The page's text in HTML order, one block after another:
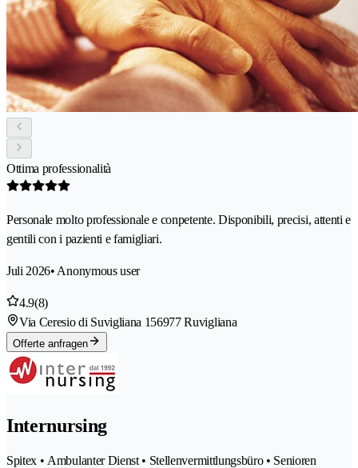
Ottima professionalità
Personale molto professionale e conpetente. Disponibili, precisi, attenti e
gentili con i pazienti e famigliari.
Juli 2026• Anonymous user
4.9(8)
Via Ceresio di Suvigliana 156977 Ruvigliana
Offerte anfragen
Internursing
Spitex • Ambulanter Dienst • Stellenvermittlungsbüro • Senioren